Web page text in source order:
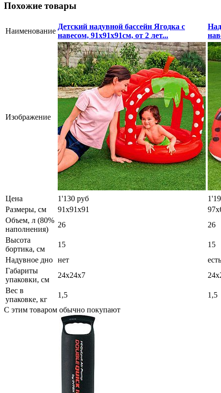
Похожие товары
Наименование
Детский надувной бассейн Ягодка с
навесом, 91x91x91см, от 2 лет...
Изображение
Цена 1'130 руб
Размеры, см
91х91х91
Объем, л (80%
наполнения)
26
26
Высота
бортика, см
15
15
Надувное дно нет
есть
Габариты
упаковки, см
24х24х7
Вес в
упаковке, кг
1,5
1,5
С этим товаром обычно покупают